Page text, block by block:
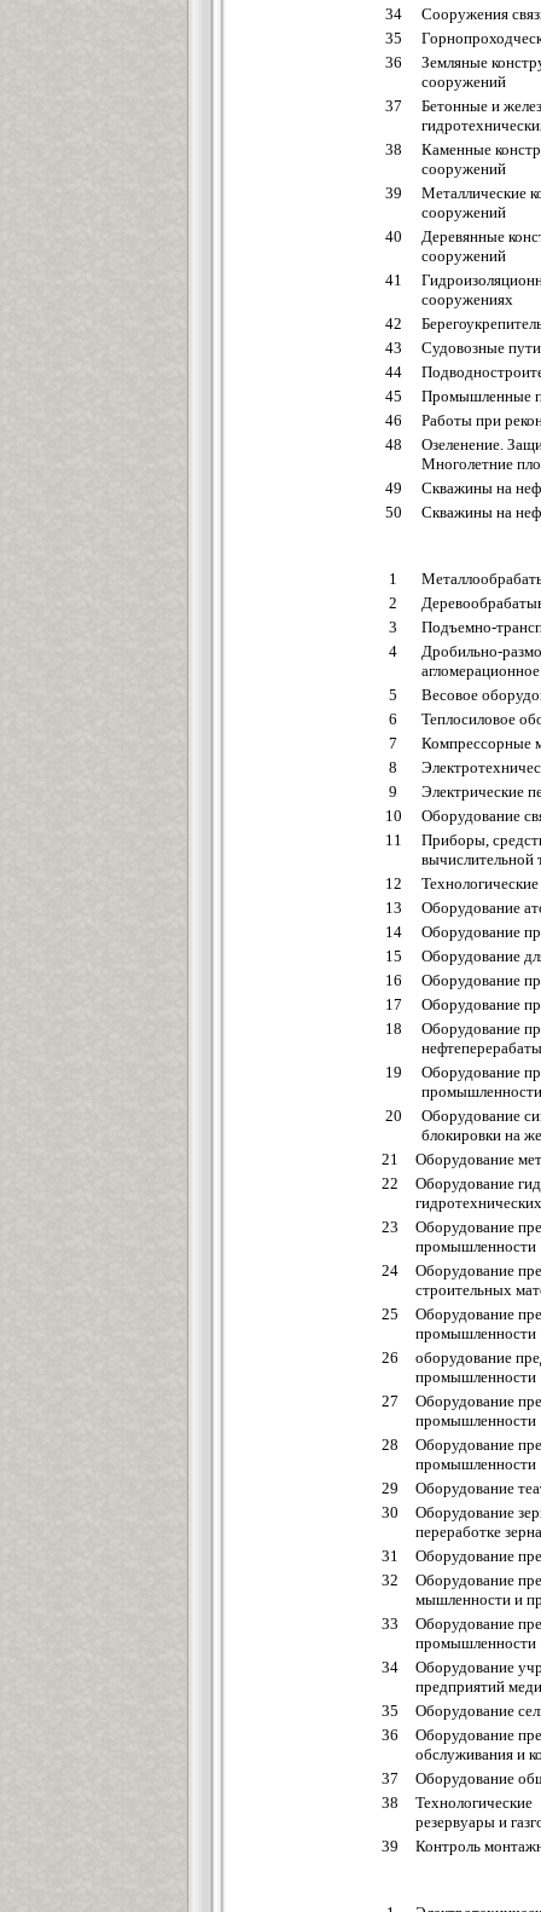
34
Сооружения
35
36
Земляные
сооружений
37
Бетонные и
38
Каменные
сооружений
39
Металлические
сооружений
40
Деревянные
сооружений
41
сооружениях
42
43
Судовозные
44
45
Промышленные
46
Работы при
48
Озеленение.
Многолетние
49
Скважины на
50
Скважины на
1
2
3
Подъемно-
4
Дробильно-
5
Весовое
6
Теплосиловое
7
Компрессорные
8
9
Электрические
10
Оборудование
11
Приборы,
вычислительной
12
13
Оборудование
14
Оборудование
15
Оборудование
16
Оборудование
17
Оборудование
18
Оборудование
19
Оборудование
промышленности
20
Оборудование
блокировки на
21
Оборудование
22
Оборудование
23
Оборудование
промышленности
24
Оборудование
строительных
25
Оборудование
промышленности
26
оборудование
промышленности
27
Оборудование
промышленности
28
Оборудование
промышленности
29
Оборудование
30
Оборудование
переработке зерна
31
Оборудование
32
Оборудование
мышленности и
33
Оборудование
промышленности
34
Оборудование
предприятий
35
Оборудование
36
Оборудование
обслуживания и
37
Оборудование
38
резервуары и
39
Контроль